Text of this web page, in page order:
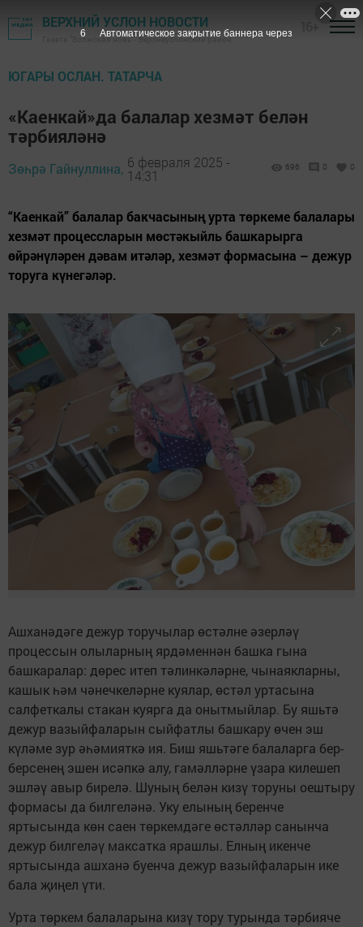
ВЕРХНИЙ УСЛОН НОВОСТИ
Газета "Волжская новь" - Верхнеуслонский район
ЮГАРЫ ОСЛАН. ТАТАРЧА
«Каенкай»да балалар хезмәт белән
тәрбияләнә
Зөһрә Гайнуллина, 6 февраля 2025 -
14:31
696 0 0
“Каенкай” балалар бакчасының урта төркеме балалары
хезмәт процессларын мөстәкыйль башкарырга
өйрәнүләрен дәвам итәләр, хезмәт формасына – дежур
торуга күнегәләр.
Ашханәдәге дежур торучылар өстәлне әзерләү
процессын олыларның ярдәменнән башка гына
башкаралар: дөрес итеп тәлинкәләрне, чынаякларны,
кашык һәм чәнечкеләрне куялар, өстәл уртасына
салфеткалы стакан куярга да онытмыйлар. Бу яшьтә
дежур вазыйфаларын сыйфатлы башкару өчен эш
күләме зур әһәмияткә ия. Биш яшьтәге балаларга бер-
берсенең эшен исәпкә алу, гамәлләрне үзара килешеп
эшләү авыр бирелә. Шуның белән кизү торуны оештыру
формасы да билгеләнә. Уку елының беренче
яртысында көн саен төркемдәге өстәлләр санынча
дежур билгеләү максатка ярашлы. Елның икенче
яртысында ашханә буенча дежур вазыйфаларын ике
бала җиңел үти.
Урта төркем балаларына кизү тору турында тәрбияче
4 Автоматическое закрытие баннера через